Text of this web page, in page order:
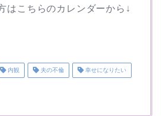
はこちらのカレンダーから↓
内観 夫の不倫 幸せになりたい